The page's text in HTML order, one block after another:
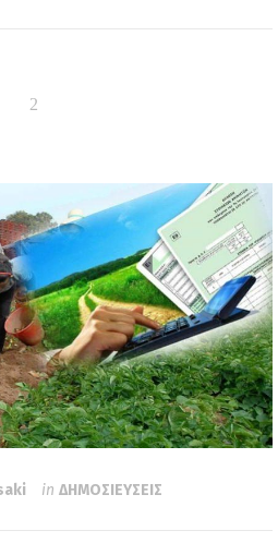
in ΔΗΜΟΣΙΕΥΣΕΙΣ